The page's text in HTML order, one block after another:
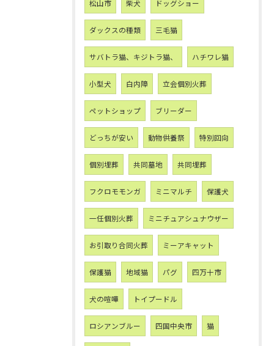
松山市 柴犬 ドッグショー
ダックスの種類 三毛猫
サバトラ猫、キジトラ猫、 ハチワレ猫
小型犬 白内障 立会個別火葬
ペットショップ ブリーダー
どっちが安い 動物供養祭 特別回向
個別埋葬 共同墓地 共同埋葬
フクロモモンガ ミニマルチ 保護犬
一任個別火葬 ミニチュアシュナウザー
お引取り合同火葬 ミーアキャット
保護猫 地域猫 パグ 四万十市
犬の喧嘩 トイプードル
ロシアンブルー 四国中央市 猫